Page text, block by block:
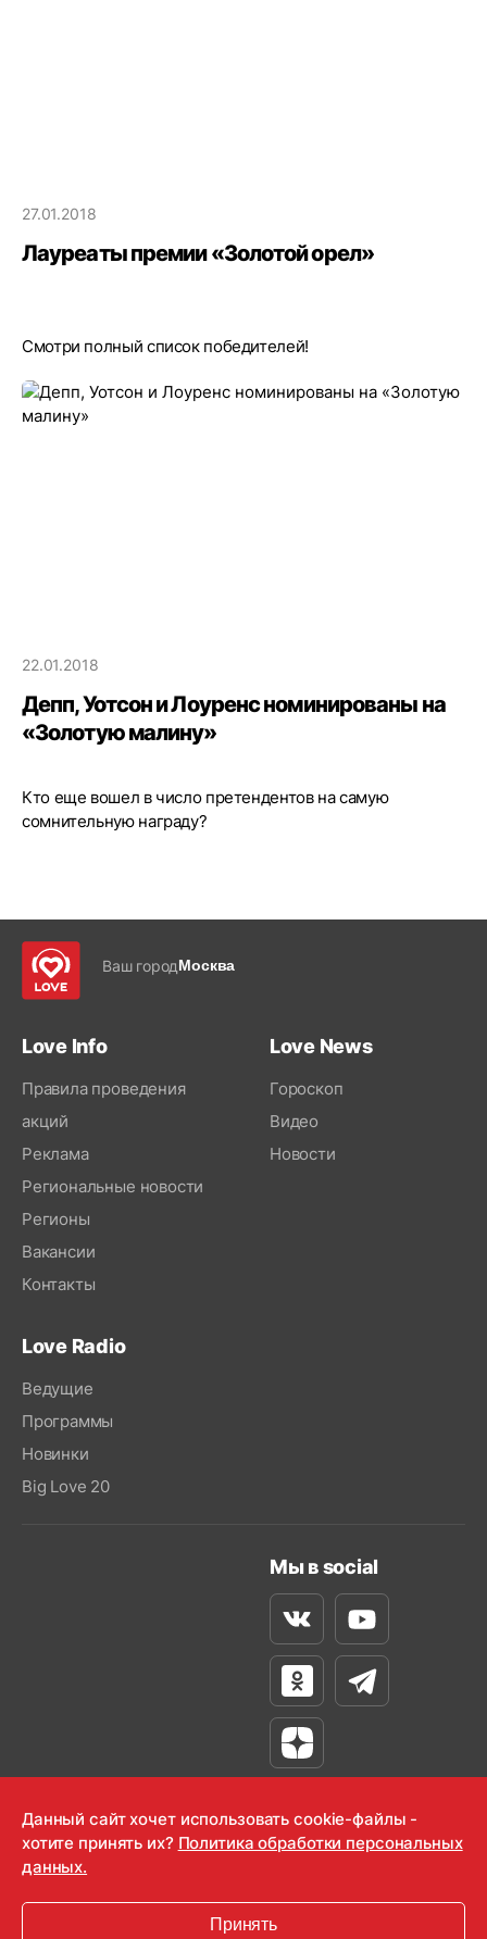
27.01.2018
Лауреаты премии «Золотой орел»
Смотри полный список победителей!
22.01.2018
Депп, Уотсон и Лоуренс номинированы на
«Золотую малину»
Кто еще вошел в число претендентов на самую
сомнительную награду?
Ваш городМосква
Love Info
Правила проведения
акций
Реклама
Региональные новости
Регионы
Вакансии
Контакты
Love News
Гороскоп
Видео
Новости
Love Radio
Ведущие
Программы
Новинки
Big Love 20
Мы в social
ВконтактеYoutube
Одноклассники
Телеграм
Яндекс Дзен
Данный сайт хочет использовать cookie-файлы -
хотите принять их? Политика обработки персональных
данных.
Принять